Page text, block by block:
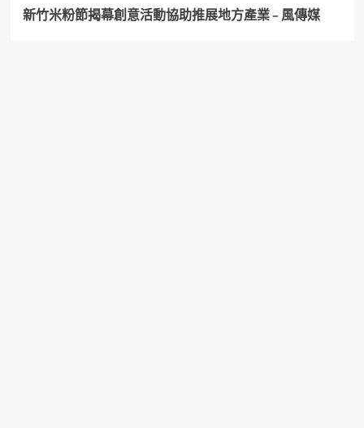
新竹米粉節揭幕創意活動協助推展地方產業 – 風傳媒